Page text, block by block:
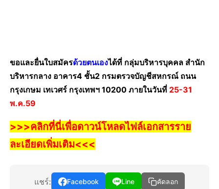
ขอและยื่นใบสมัครด้วยตนเองได้ที่ กลุ่มบริหารบุคคล สำนัก
บริหารกลาง อาคาร4 ชั้น2 กรมตรวจบัญชีสหกรณ์ ถนน
กรุงเกษม เทเวศร์ กรุงเทพฯ 10200 ภายในวันที่ 25-31
พ.ค.59
>>>คลิกที่นี่เพื่อดาวน์โหลดไฟล์เอกสารราย
ละเอียดเพิ่มเติม<<<
แชร์: Facebook Line คัดลอก